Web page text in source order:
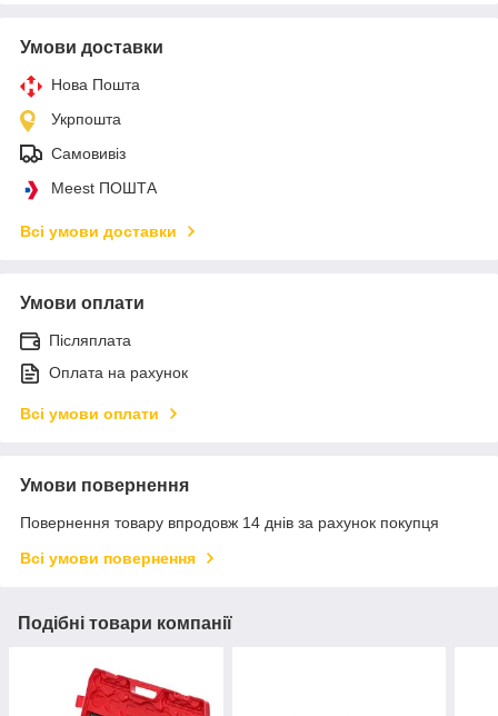
Умови доставки
Нова Пошта
Укрпошта
Самовивіз
Meest ПОШТА
Всі умови доставки
Умови оплати
Післяплата
Оплата на рахунок
Всі умови оплати
Умови повернення
Повернення товару впродовж 14 днів за рахунок покупця
Всі умови повернення
Подібні товари компанії